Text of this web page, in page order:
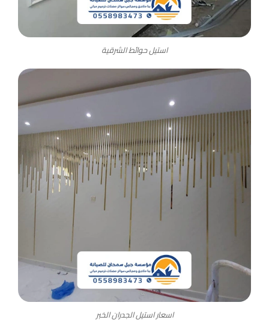
استيل حوائط الشرقية
اسعار استيل الجدران الخبر